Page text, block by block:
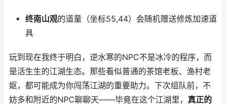
终南山观的道童（坐标55,44）会随机赠送修炼加速道
具
玩到现在我终于明白，逆水寒的NPC不是冰冷的程序，而
是活生生的江湖生态。那些看似普通的茶馆老板、渔村老
妪，都可能成为你闯荡江湖的重要助力。下次组队前，不
妨多和附近的NPC聊聊天——毕竟在这个江湖里， 真正的